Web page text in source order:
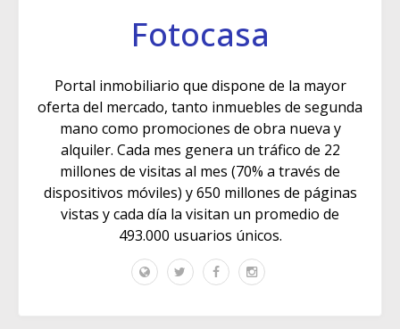
Fotocasa
Portal inmobiliario que dispone de la mayor
oferta del mercado, tanto inmuebles de segunda
mano como promociones de obra nueva y
alquiler. Cada mes genera un tráfico de 22
millones de visitas al mes (70% a través de
dispositivos móviles) y 650 millones de páginas
vistas y cada día la visitan un promedio de
493.000 usuarios únicos.